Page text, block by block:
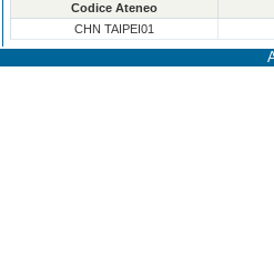
Codice Ateneo
CHN TAIPEI01